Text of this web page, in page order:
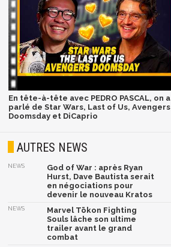
En tête-à-tête avec PEDRO PASCAL, on a
parlé de Star Wars, Last of Us, Avengers
Doomsday et DiCaprio
AUTRES NEWS
NEWS
God of War : après Ryan
Hurst, Dave Bautista serait
en négociations pour
devenir le nouveau Kratos
NEWS
Marvel Tōkon Fighting
Souls lâche son ultime
trailer avant le grand
combat